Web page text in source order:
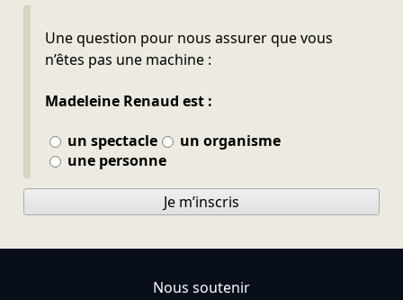
Une question pour nous assurer que vous
n’êtes pas une machine :
Madeleine Renaud est :
un spectacle
un organisme
une personne
Ne pas remplir
Je m’inscris
Nous soutenir